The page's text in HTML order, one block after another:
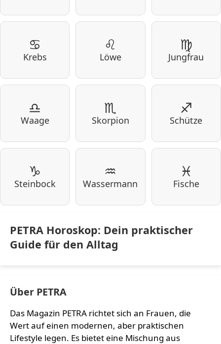
♋
Krebs
♌
Löwe
♍
Jungfrau
♎
Waage
♏
Skorpion
♐
Schütze
♑
Steinbock
♒
Wassermann
♓
Fische
PETRA Horoskop: Dein praktischer
Guide für den Alltag
Über PETRA
Das Magazin PETRA richtet sich an Frauen, die
Wert auf einen modernen, aber praktischen
Lifestyle legen. Es bietet eine Mischung aus